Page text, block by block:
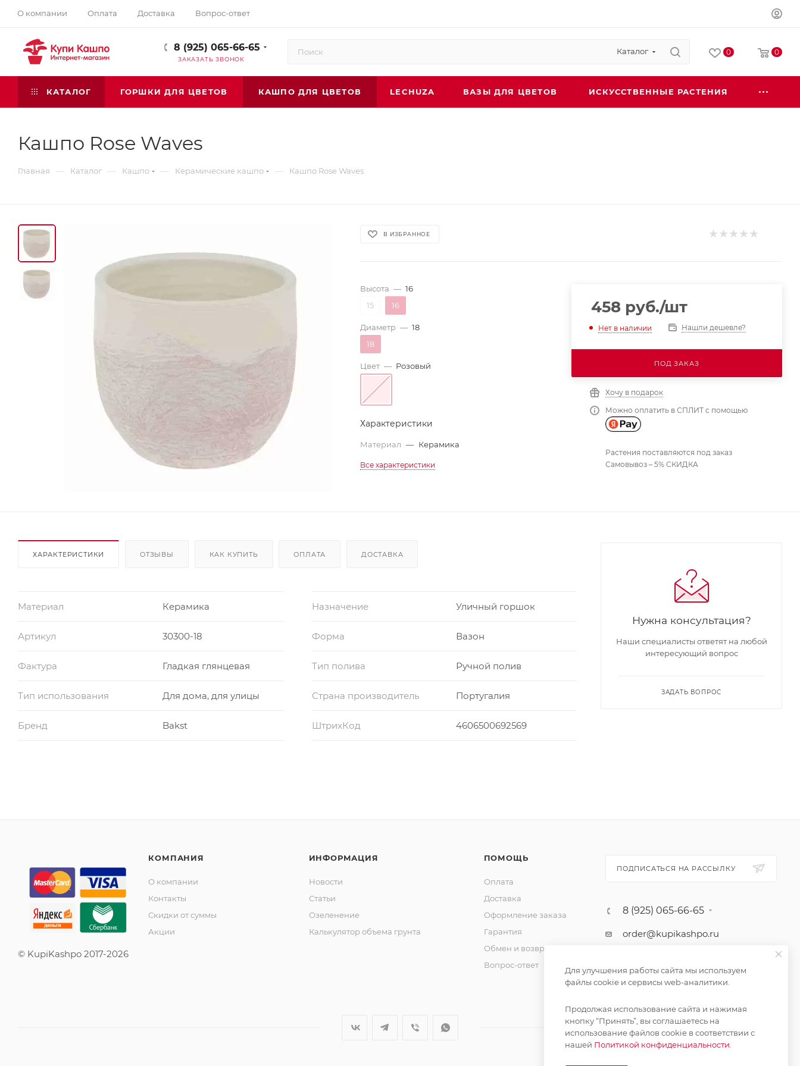
О компании Оплата Доставка Вопрос-ответ
8 (925) 065-66-65
ЗАКАЗАТЬ ЗВОНОК
Каталог 0 0
КАТАЛОГ ГОРШКИ ДЛЯ ЦВЕТОВ КАШПО ДЛЯ ЦВЕТОВ LECHUZA ВАЗЫ ДЛЯ ЦВЕТОВ ИСКУССТВЕННЫЕ РАСТЕНИЯ
Кашпо Rose Waves
Главная — Каталог — Кашпо — Керамические кашпо — Кашпо Rose Waves
В ИЗБРАННОЕ
Высота — 16
15
16
Диаметр — 18
18
Цвет — Розовый
Характеристики
Материал — Керамика
Все характеристики
458руб./шт
Нет в наличии Нашли дешевле?
ПОД ЗАКАЗ
Хочу в подарок
Можно оплатить в СПЛИТ с помощью
Растения поставляются под заказ
Самовывоз – 5% СКИДКА
ХАРАКТЕРИСТИКИ ОТЗЫВЫ КАК КУПИТЬ ОПЛАТА ДОСТАВКА
Материал Керамика Назначение Уличный горшок
Артикул 30300-18 Форма Вазон
Фактура Гладкая глянцевая Тип полива Ручной полив
Тип использования Для дома, для улицы Страна производитель Португалия
Бренд Bakst ШтрихКод 4606500692569
Нужна консультация?
Наши специалисты ответят на любой
интересующий вопрос
ЗАДАТЬ ВОПРОС
© KupiKashpo 2017-2026
КОМПАНИЯ
О компании
Контакты
Скидки от суммы
Акции
ИНФОРМАЦИЯ
Новости
Статьи
Озеленение
Калькулятор объема грунта
ПОМОЩЬ
Оплата
Доставка
Оформление заказа
Гарантия
Обмен и возврат
Вопрос-ответ
ПОДПИСАТЬСЯ НА РАССЫЛКУ
8 (925) 065-66-65
order@kupikashpo.ru
Для улучшения работы сайта мы используем
файлы cookie и сервисы web-аналитики.
Продолжая использование сайта и нажимая
кнопку “Принять”, вы соглашаетесь на
использование файлов cookie в соответствии с
нашей Политикой конфиденциальности.